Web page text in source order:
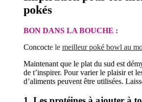
pokés
BON DANS LA BOUCHE :
Concocte le meilleur poké bowl au
Maintenant que le plat du sud est
de t’inspirer. Pour varier le plaisir et
d’aliments peuvent être utilisées.